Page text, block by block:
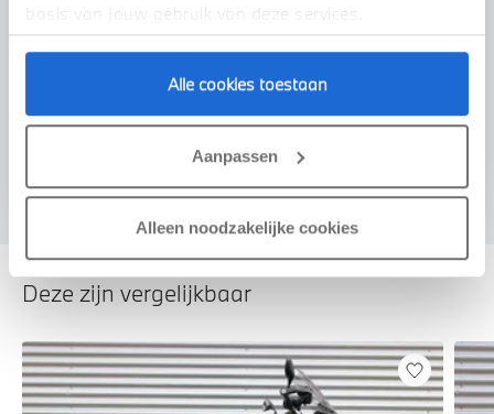
basis van jouw gebruik van deze services.
Alle cookies toestaan
Aanpassen
Alleen noodzakelijke cookies
U vertelt meer over uw auto
Deze zijn vergelijkbaar